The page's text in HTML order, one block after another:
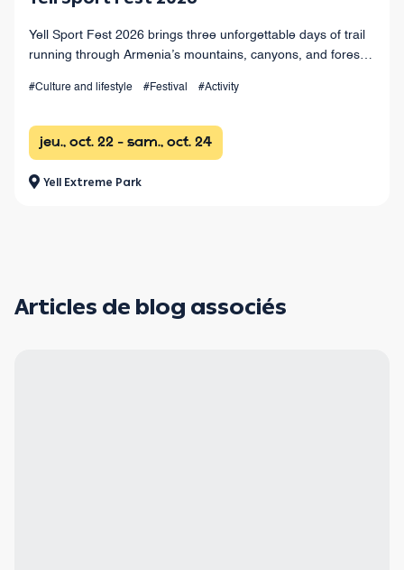
Yell Sport Fest 2026 brings three unforgettable days of trail
running through Armenia’s mountains, canyons, and forests,
#Culture and lifestyle #Festival #Activity
jeu., oct. 22 - sam., oct. 24
Yell Extreme Park
Articles de blog associés